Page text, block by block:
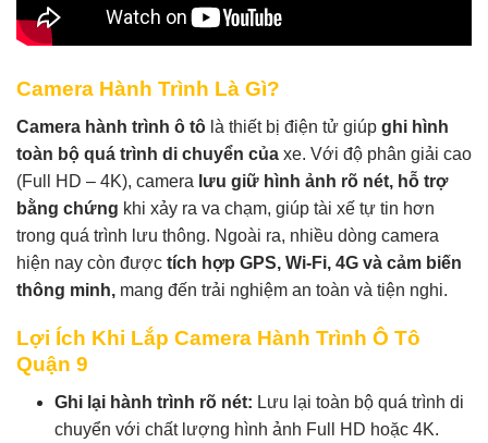
Camera Hành Trình Là Gì?
Camera hành trình ô tô là thiết bị điện tử giúp ghi hình
toàn bộ quá trình di chuyển của xe. Với độ phân giải cao
(Full HD – 4K), camera lưu giữ hình ảnh rõ nét, hỗ trợ
bằng chứng khi xảy ra va chạm, giúp tài xế tự tin hơn
trong quá trình lưu thông. Ngoài ra, nhiều dòng camera
hiện nay còn được tích hợp GPS, Wi-Fi, 4G và cảm biến
thông minh, mang đến trải nghiệm an toàn và tiện nghi.
Lợi Ích Khi Lắp Camera Hành Trình Ô Tô
Quận 9
Ghi lại hành trình rõ nét: Lưu lại toàn bộ quá trình di
chuyển với chất lượng hình ảnh Full HD hoặc 4K.